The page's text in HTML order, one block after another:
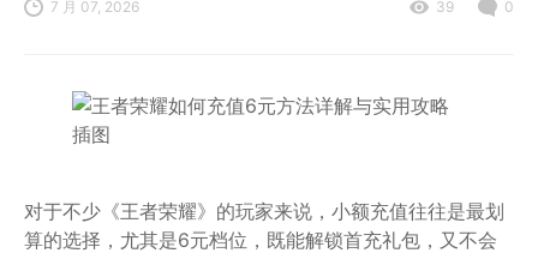
7 月 07, 2026 39 0
对于不少《王者荣耀》的玩家来说，小额充值往往是最划
算的选择，尤其是6元档位，既能解锁首充礼包，又不会